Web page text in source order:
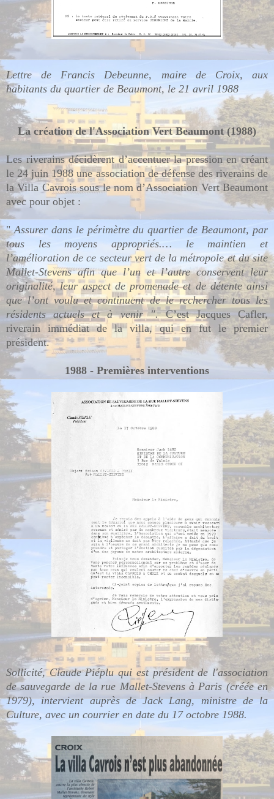
Lettre de Francis Debeunne, maire de Croix, aux
habitants du quartier de Beaumont, le 21 avril 1988
La création de l'Association Vert Beaumont (1988)
Les riverains décidèrent d’accentuer la pression en créant
le 24 juin 1988 une association de défense des riverains de
la Villa Cavrois sous le nom d’Association Vert Beaumont
avec pour objet :
"Assurer dans le périmètre du quartier de Beaumont, par
tous les moyens appropriés.… le maintien et
l’amélioration de ce secteur vert de la métropole et du site
Mallet-Stevens afin que l’un et l’autre conservent leur
originalité, leur aspect de promenade et de détente ainsi
que l’ont voulu et continuent de le rechercher tous les
résidents actuels et à venir ".C’est Jacques Cafler,
riverain immédiat de la villa, qui en fut le premier
président.
1988 - Premières interventions
Sollicité, Claude Piéplu qui est président de l'association
de sauvegarde de la rue Mallet-Stevens à Paris (créée en
1979), intervient auprès de Jack Lang, ministre de la
Culture, avec un courrier en date du 17 octobre 1988.